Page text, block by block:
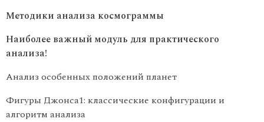
Методики анализа космограммы
Наиболее важный модуль для практического
анализа!
Анализ особенных положений планет
Фигуры Джонса1: классические конфигурации и
алгоритм анализа